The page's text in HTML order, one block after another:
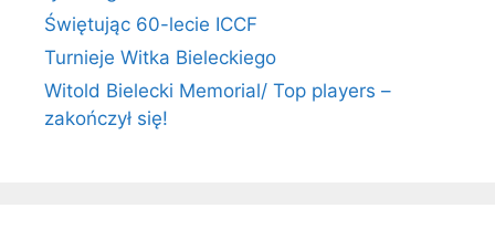
Świętując 60-lecie ICCF
Turnieje Witka Bieleckiego
Witold Bielecki Memorial/ Top players –
zakończył się!